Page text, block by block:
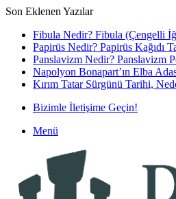
Son Eklenen Yazılar
Fibula Nedir? Fibula (Çengelli
Papirüs Nedir? Papirüs Kağıdı
Panslavizm Nedir? Panslavizm
Napolyon Bonapart’ın Elba
Kırım Tatar Sürgünü Tarihi,
Bizimle İletişime Geçin!
Menü